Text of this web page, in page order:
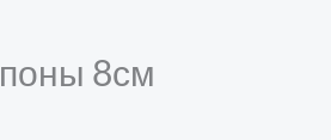
8см